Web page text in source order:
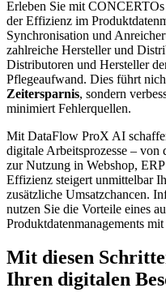
Erleben Sie mit CONCERTOs
der Effizienz im
Synchronisation und
zahlreiche Hersteller und
Distributoren und Hersteller
Pflegeaufwand. Dies führt
Zeitersparnis, sondern
minimiert Fehlerquellen.
Mit DataFlow ProX AI
digitale Arbeitsprozesse – von
zur Nutzung in Webshop,
Effizienz steigert unmittelbar
zusätzliche Umsatzchancen.
nutzen Sie die Vorteile eines
Produktdatenmanagements mit
Mit diesen
Ihren digitalen